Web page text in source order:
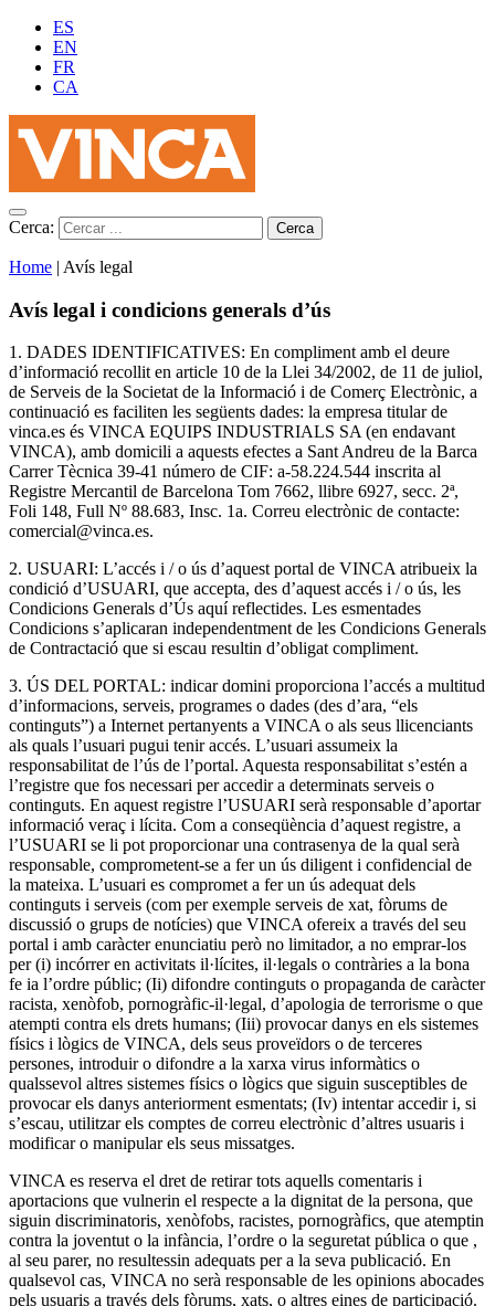
ES
EN
FR
CA
Cerca:
Home | Avís legal
Avís legal i condicions generals d’ús
1. DADES IDENTIFICATIVES: En compliment amb el deure
d’informació recollit en article 10 de la Llei 34/2002, de 11 de juliol,
de Serveis de la Societat de la Informació i de Comerç Electrònic, a
continuació es faciliten les següents dades: la empresa titular de
vinca.es és VINCA EQUIPS INDUSTRIALS SA (en endavant
VINCA), amb domicili a aquests efectes a Sant Andreu de la Barca
Carrer Tècnica 39-41 número de CIF: a-58.224.544 inscrita al
Registre Mercantil de Barcelona Tom 7662, llibre 6927, secc. 2ª,
Foli 148, Full Nº 88.683, Insc. 1a. Correu electrònic de contacte:
comercial@vinca.es.
2. USUARI: L’accés i / o ús d’aquest portal de VINCA atribueix la
condició d’USUARI, que accepta, des d’aquest accés i / o ús, les
Condicions Generals d’Ús aquí reflectides. Les esmentades
Condicions s’aplicaran independentment de les Condicions Generals
de Contractació que si escau resultin d’obligat compliment.
3. ÚS DEL PORTAL: indicar domini proporciona l’accés a multitud
d’informacions, serveis, programes o dades (des d’ara, “els
continguts”) a Internet pertanyents a VINCA o als seus llicenciants
als quals l’usuari pugui tenir accés. L’usuari assumeix la
responsabilitat de l’ús de l’portal. Aquesta responsabilitat s’estén a
l’registre que fos necessari per accedir a determinats serveis o
continguts. En aquest registre l’USUARI serà responsable d’aportar
informació veraç i lícita. Com a conseqüència d’aquest registre, a
l’USUARI se li pot proporcionar una contrasenya de la qual serà
responsable, comprometent-se a fer un ús diligent i confidencial de
la mateixa. L’usuari es compromet a fer un ús adequat dels
continguts i serveis (com per exemple serveis de xat, fòrums de
discussió o grups de notícies) que VINCA ofereix a través del seu
portal i amb caràcter enunciatiu però no limitador, a no emprar-los
per (i) incórrer en activitats il·lícites, il·legals o contràries a la bona
fe ia l’ordre públic; (Ii) difondre continguts o propaganda de caràcter
racista, xenòfob, pornogràfic-il·legal, d’apologia de terrorisme o que
atempti contra els drets humans; (Iii) provocar danys en els sistemes
físics i lògics de VINCA, dels seus proveïdors o de terceres
persones, introduir o difondre a la xarxa virus informàtics o
qualssevol altres sistemes físics o lògics que siguin susceptibles de
provocar els danys anteriorment esmentats; (Iv) intentar accedir i, si
s’escau, utilitzar els comptes de correu electrònic d’altres usuaris i
modificar o manipular els seus missatges.
VINCA es reserva el dret de retirar tots aquells comentaris i
aportacions que vulnerin el respecte a la dignitat de la persona, que
siguin discriminatoris, xenòfobs, racistes, pornogràfics, que atemptin
contra la joventut o la infància, l’ordre o la seguretat pública o que ,
al seu parer, no resultessin adequats per a la seva publicació. En
qualsevol cas, VINCA no serà responsable de les opinions abocades
pels usuaris a través dels fòrums, xats, o altres eines de participació.